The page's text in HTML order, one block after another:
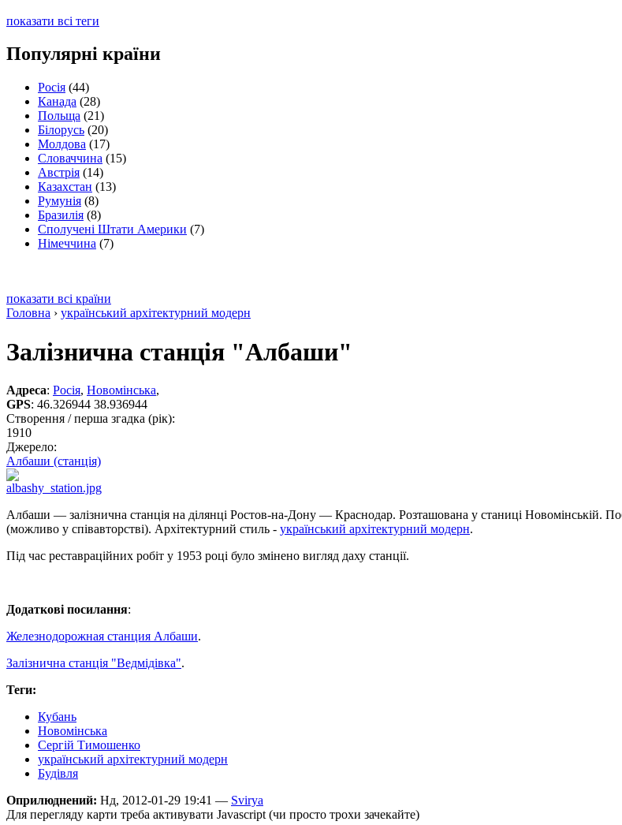
показати всі теги
Популярні країни
Росія (44)
Канада (28)
Польща (21)
Білорусь (20)
Молдова (17)
Словаччина (15)
Австрія (14)
Казахстан (13)
Румунія (8)
Бразилія (8)
Сполучені Штати Америки (7)
Німеччина (7)
показати всі країни
Головна › український архітектурний модерн
Залізнична станція "Албаши"
Адреса: Росія, Новомінська,
GPS: 46.326944 38.936944
Створення / перша згадка (рік):
1910
Джерело:
Албаши (станція)
Албаши — залізнична станція на ділянці Ростов-на-Дону — Краснодар. Розташована у станиці Новомінській.
(можливо у співавторстві). Архітектурний стиль - український архітектурний модерн.
Під час реставраційних робіт у 1953 році було змінено вигляд даху станції.
Додаткові посилання:
Железнодорожная станция Албаши.
Залізнична станція "Ведмідівка".
Теги:
Кубань
Новомінська
Сергій Тимошенко
український архітектурний модерн
Будівля
Оприлюднений: Нд, 2012-01-29 19:41 — Svirya
Для перегляду карти треба активувати Javascript (чи просто трохи зачекайте)